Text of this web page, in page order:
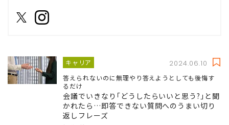
キャリア 2024.06.10
答えられないのに無理やり答えようとしても後悔す
るだけ
会議でいきなり｢どうしたらいいと思う?｣と聞
かれたら…即答できない質問へのうまい切り
返しフレーズ